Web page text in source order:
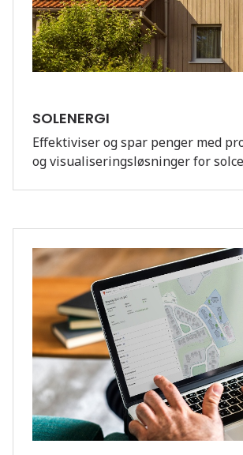
SOLENERGI
Effektiviser og spar penger med
og visualiseringsløsninger for